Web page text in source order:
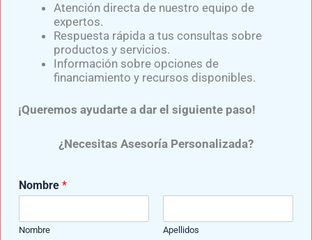
Samuel Medina
miembro superior y prótesis para miembro inferior,
reconocidas marcas como: Ottobock, Ossur, Oandp, Willow
Wood, entre otras.
Atención directa de nuestro equipo de
expertos.
Respuesta rápida a tus consultas sobre
productos y servicios.
Información sobre opciones de
financiamiento y recursos disponibles.
¡Queremos ayudarte a dar el siguiente paso!
¿Necesitas Asesoría Personalizada?
Nombre *
Nombre Apellidos